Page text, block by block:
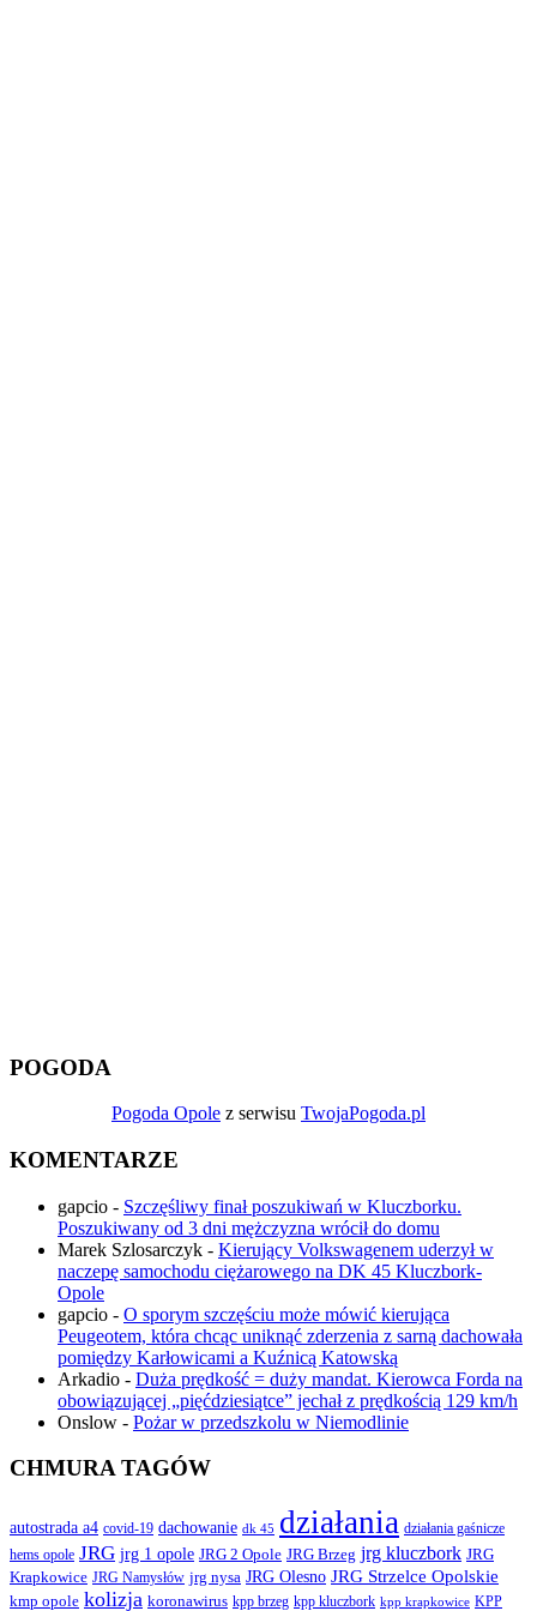
POGODA
Pogoda Opole z serwisu TwojaPogoda.pl
KOMENTARZE
gapcio - Szczęśliwy finał poszukiwań w Kluczborku.
Poszukiwany od 3 dni mężczyzna wrócił do domu
Marek Szlosarczyk - Kierujący Volkswagenem uderzył w
naczepę samochodu ciężarowego na DK 45 Kluczbork-
Opole
gapcio - O sporym szczęściu może mówić kierująca
Peugeotem, która chcąc uniknąć zderzenia z sarną dachowała
pomiędzy Karłowicami a Kuźnicą Katowską
Arkadio - Duża prędkość = duży mandat. Kierowca Forda na
obowiązującej „pięćdziesiątce” jechał z prędkością 129 km/h
Onslow - Pożar w przedszkolu w Niemodlinie
CHMURA TAGÓW
autostrada a4 covid-19 dachowanie dk 45 działania działania gaśnicze
hems opole JRG jrg 1 opole JRG 2 Opole JRG Brzeg jrg kluczbork JRG
Krapkowice JRG Namysłów jrg nysa JRG Olesno JRG Strzelce Opolskie
kmp opole kolizja koronawirus kpp brzeg kpp kluczbork kpp krapkowice KPP